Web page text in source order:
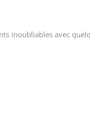
inoubliables avec